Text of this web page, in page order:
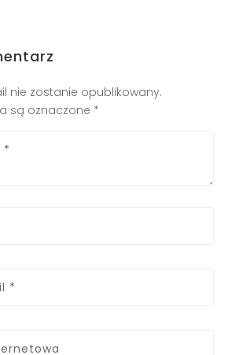
nie zostanie opublikowany.
są oznaczone *